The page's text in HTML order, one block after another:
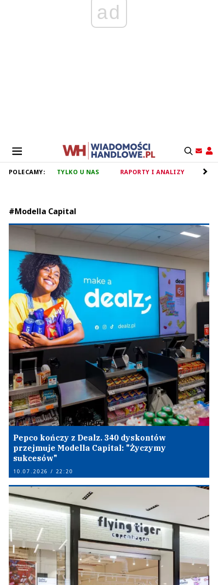
ad
POLECAMY: TYLKO U NAS RAPORTY I ANALIZY
#Modella Capital
Pepco kończy z Dealz. 340 dyskontów
przejmuje Modella Capital: "Życzymy
sukcesów"
10.07.2026 / 22:20